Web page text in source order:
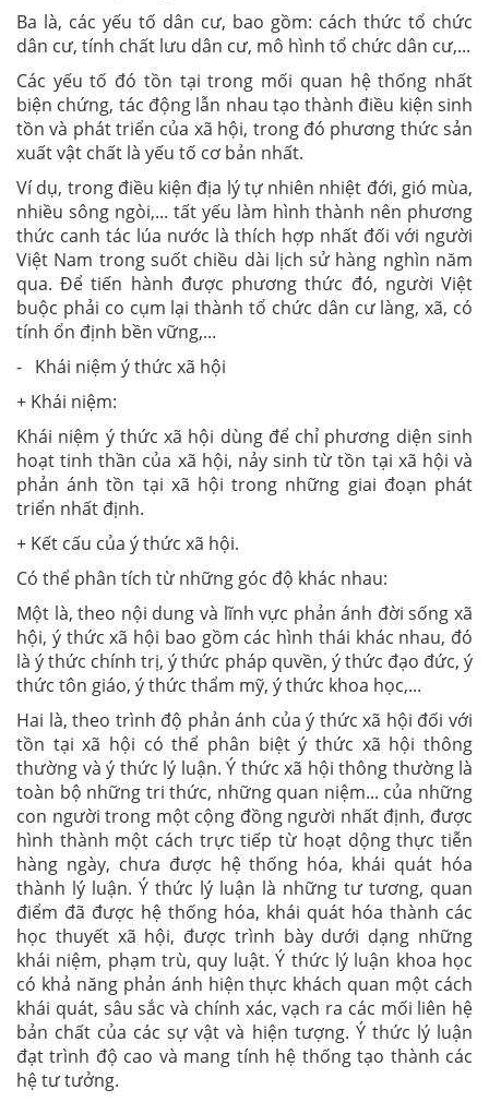
Ba là, các yếu tố dân cư, bao gồm: cách thức tổ chức
dân cư, tính chất lưu dân cư, mô hình tổ chức dân cư,...
Các yếu tố đó tồn tại trong mối quan hệ thống nhất
biện chứng, tác động lẫn nhau tạo thành điều kiện sinh
tồn và phát triển của xã hội, trong đó phương thức sản
xuất vật chất là yếu tố cơ bản nhất.
Ví dụ, trong điều kiện địa lý tự nhiên nhiệt đới, gió mùa,
nhiều sông ngòi,... tất yếu làm hình thành nên phương
thức canh tác lúa nước là thích hợp nhất đối với người
Việt Nam trong suốt chiều dài lịch sử hàng nghìn năm
qua. Để tiến hành được phương thức đó, người Việt
buộc phải co cụm lại thành tổ chức dân cư làng, xã, có
tính ổn định bền vững,...
- Khái niệm ý thức xã hội
+ Khái niệm:
Khái niệm ý thức xã hội dùng để chỉ phương diện sinh
hoạt tinh thần của xã hội, nảy sinh từ tồn tại xã hội và
phản ánh tồn tại xã hội trong những giai đoạn phát
triển nhất định.
+ Kết cấu của ý thức xã hội.
Có thể phân tích từ những góc độ khác nhau:
Một là, theo nội dung và lĩnh vực phản ánh đời sống xã
hội, ý thức xã hội bao gồm các hình thái khác nhau, đó
là ý thức chính trị, ý thức pháp quvền, ý thức đạo đức, ý
thức tôn giáo, ý thức thẩm mỹ, ý thức khoa học,...
Hai là, theo trình độ phản ánh của ý thức xã hội đối với
tồn tại xã hội có thể phân biệt ý thức xã hội thông
thường và ý thức lý luận. Ý thức xã hội thông thường là
toàn bộ những tri thức, những quan niệm... của những
con người trong một cộng đồng người nhất định, được
hình thành một cách trực tiếp từ hoạt dộng thực tiễn
hàng ngày, chưa được hệ thống hóa, khái quát hóa
thành lý luận. Ý thức lý luận là những tư tương, quan
điểm đã được hệ thống hóa, khái quát hóa thành các
học thuyết xã hội, được trình bày dưới dạng những
khái niệm, phạm trù, quy luật. Ý thức lý luận khoa học
có khả năng phản ánh hiện thực khách quan một cách
khái quát, sâu sắc và chính xác, vạch ra các mối liên hệ
bản chất của các sự vật và hiện tượng. Ý thức lý luận
đạt trình độ cao và mang tính hệ thống tạo thành các
hệ tư tưởng.